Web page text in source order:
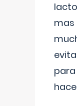
mas